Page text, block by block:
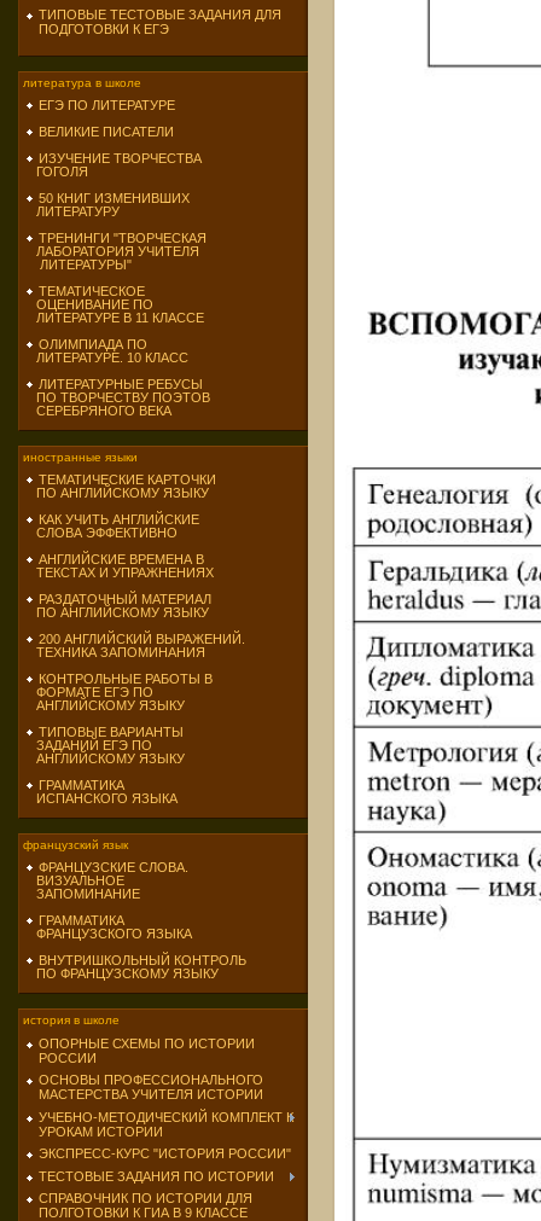
ТИПОВЫЕ ТЕСТОВЫЕ ЗАДАНИЯ ДЛЯ
ПОДГОТОВКИ К ЕГЭ
литература в школе
ЕГЭ ПО ЛИТЕРАТУРЕ
ВЕЛИКИЕ ПИСАТЕЛИ
ИЗУЧЕНИЕ ТВОРЧЕСТВА
ГОГОЛЯ
50 КНИГ ИЗМЕНИВШИХ
ЛИТЕРАТУРУ
ТРЕНИНГИ "ТВОРЧЕСКАЯ
ЛАБОРАТОРИЯ УЧИТЕЛЯ
ЛИТЕРАТУРЫ"
ТЕМАТИЧЕСКОЕ
ОЦЕНИВАНИЕ ПО
ЛИТЕРАТУРЕ В 11 КЛАССЕ
ОЛИМПИАДА ПО
ЛИТЕРАТУРЕ. 10 КЛАСС
ЛИТЕРАТУРНЫЕ РЕБУСЫ
ПО ТВОРЧЕСТВУ ПОЭТОВ
СЕРЕБРЯНОГО ВЕКА
иностранные языки
ТЕМАТИЧЕСКИЕ КАРТОЧКИ
ПО АНГЛИЙСКОМУ ЯЗЫКУ
КАК УЧИТЬ АНГЛИЙСКИЕ
СЛОВА ЭФФЕКТИВНО
АНГЛИЙСКИЕ ВРЕМЕНА В
ТЕКСТАХ И УПРАЖНЕНИЯХ
РАЗДАТОЧНЫЙ МАТЕРИАЛ
ПО АНГЛИЙСКОМУ ЯЗЫКУ
200 АНГЛИЙСКИЙ ВЫРАЖЕНИЙ.
ТЕХНИКА ЗАПОМИНАНИЯ
КОНТРОЛЬНЫЕ РАБОТЫ В
ФОРМАТЕ ЕГЭ ПО
АНГЛИЙСКОМУ ЯЗЫКУ
ТИПОВЫЕ ВАРИАНТЫ
ЗАДАНИЙ ЕГЭ ПО
АНГЛИЙСКОМУ ЯЗЫКУ
ГРАММАТИКА
ИСПАНСКОГО ЯЗЫКА
французский язык
ФРАНЦУЗСКИЕ СЛОВА.
ВИЗУАЛЬНОЕ
ЗАПОМИНАНИЕ
ГРАММАТИКА
ФРАНЦУЗСКОГО ЯЗЫКА
ВНУТРИШКОЛЬНЫЙ КОНТРОЛЬ
ПО ФРАНЦУЗСКОМУ ЯЗЫКУ
история в школе
ОПОРНЫЕ СХЕМЫ ПО ИСТОРИИ
РОССИИ
ОСНОВЫ ПРОФЕССИОНАЛЬНОГО
МАСТЕРСТВА УЧИТЕЛЯ ИСТОРИИ
УЧЕБНО-МЕТОДИЧЕСКИЙ КОМПЛЕКТ К
УРОКАМ ИСТОРИИ
ЭКСПРЕСС-КУРС "ИСТОРИЯ РОССИИ"
ТЕСТОВЫЕ ЗАДАНИЯ ПО ИСТОРИИ
СПРАВОЧНИК ПО ИСТОРИИ ДЛЯ
ПОЛГОТОВКИ К ГИА В 9 КЛАССЕ